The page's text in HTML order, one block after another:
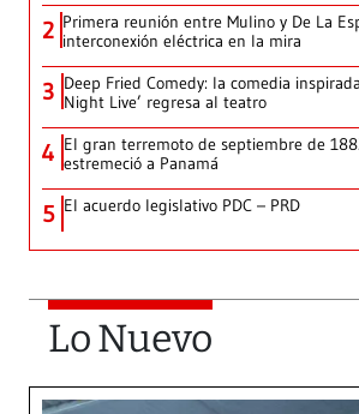
2 Primera reunión entre Mulino y De La
interconexión eléctrica en la mira
3 Deep Fried Comedy: la comedia
Night Live’ regresa al teatro
4 El gran terremoto de septiembre de
estremeció a Panamá
5 El acuerdo legislativo PDC – PRD
Lo Nuevo